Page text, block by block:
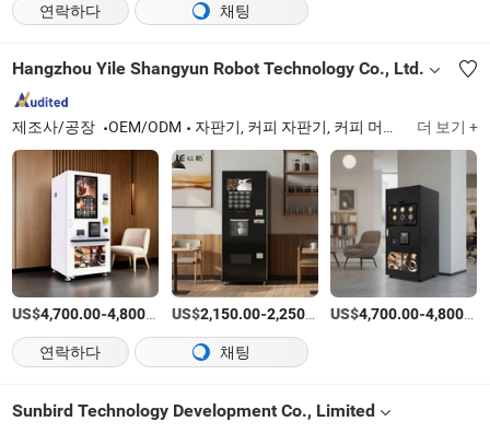
연락하다
채팅
Hangzhou Yile Shangyun Robot Technology Co., Ltd.
제조사/공장 OEM/ODM 자판기, 커피 자판기, 커피 머신, 인스턴트 커피 디스펜서, 스낵 자판기, 콤보 자판기, 커피 메이커, 음료 자판기, 얼음 제조기, 충전기 더 보기 +
US$4,700.00-4,800.00 /상품
US$2,150.00-2,250.00 /상품
US$4,700.00-4,800.00
연락하다
채팅
Sunbird Technology Development Co., Limited